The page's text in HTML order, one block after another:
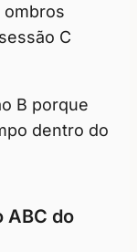
ombros
C
B porque
dentro do
ABC do